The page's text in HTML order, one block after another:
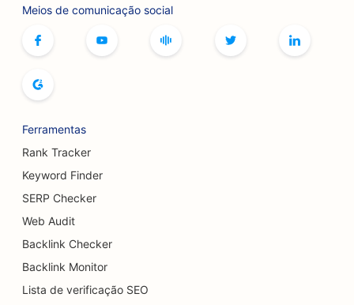
SEO para serviços de botox e preenchimento
SEO para butiques
SEO para serviços de aumento de seios
SEO para restaurantes de buffet
SEO para lojas de bolos
SEO para concessionárias de veículos
Meios de comunicação social
Ferramentas
Rank Tracker
Keyword Finder
SERP Checker
Web Audit
Backlink Checker
Backlink Monitor
Lista de verificação SEO